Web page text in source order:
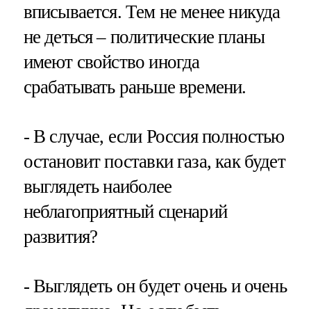
вписывается. Тем не менее никуда
не деться – политические планы
имеют свойство иногда
срабатывать раньше времени.
- В случае, если Россия полностью
остановит поставки газа, как будет
выглядеть наиболее
неблагоприятный сценарий
развития?
- Выглядеть он будет очень и очень